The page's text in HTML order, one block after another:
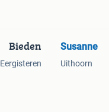
Bieden
Eergisteren
Susanne
Uithoorn